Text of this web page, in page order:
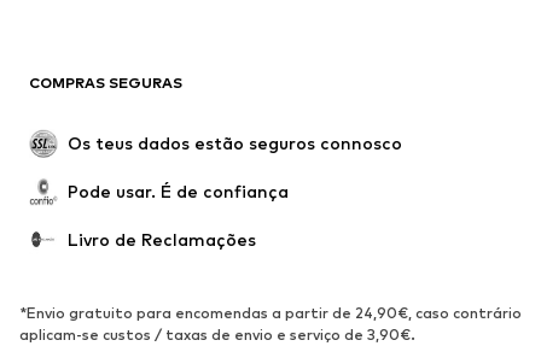
Upcycling
SAPATOS
Novidades
altos
COMPRAS SEGURAS
Os teus dados estão seguros connosco
Pode usar. É de confiança
Livro de Reclamações
*Envio gratuito para encomendas a partir de 24,90€, caso contrário
aplicam-se custos / taxas de envio e serviço de 3,90€.